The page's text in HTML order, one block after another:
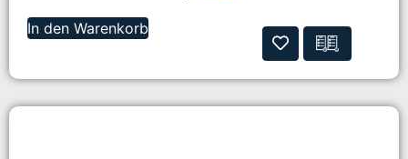
In den Warenkorb